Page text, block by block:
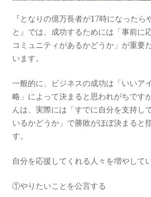
『となりの億万長者が17時になったら
と』では、成功するためには「事前に
コミュニティがあるかどうか」が重要
います。
一般的に、ビジネスの成功は「いいア
略」によって決まると思われがちです
んは、実際には「すでに自分を支持し
いるかどうか」で勝敗がほぼ決まると
す。
自分を応援してくれる人々を増やして
①やりたいことを公言する